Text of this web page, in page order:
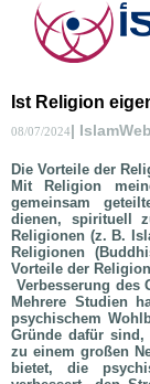
Ist Religion
08/07/2024| IslamWeb
Die Vorteile der
Mit Religion
gemeinsam
dienen, spirituell
Religionen (z. B.
Religionen
Vorteile der
Verbesserung des
Mehrere Studien
psychischem
Gründe dafür
zu einem großen
bietet, die